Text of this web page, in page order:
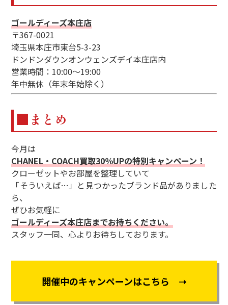
ゴールディーズ本庄店
〒367-0021
埼玉県本庄市東台5-3-23
ドンドンダウンオンウェンズデイ本庄店内
営業時間：10:00～19:00
年中無休（年末年始除く）
■まとめ
今月は
CHANEL・COACH買取30％UPの特別キャンペーン！
クローゼットやお部屋を整理していて
「そういえば…」と見つかったブランド品がありました
ら、
ぜひお気軽に
ゴールディーズ本庄店までお持ちください。
スタッフ一同、心よりお待ちしております。
開催中のキャンペーンはこちら ➝